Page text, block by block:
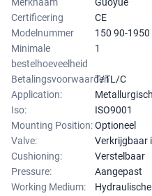
Certificering
CE
Modelnummer
150 90-1950
Minimale
bestelhoeveelheid
1
BetalingsvoorwaardenT/TL/C
Application:
Iso:
ISO9001
Mounting Position:Optioneel
Valve:
Verkrijgbaar
Cushioning:
Verstelbaar
Pressure:
Aangepast
Working Medium: